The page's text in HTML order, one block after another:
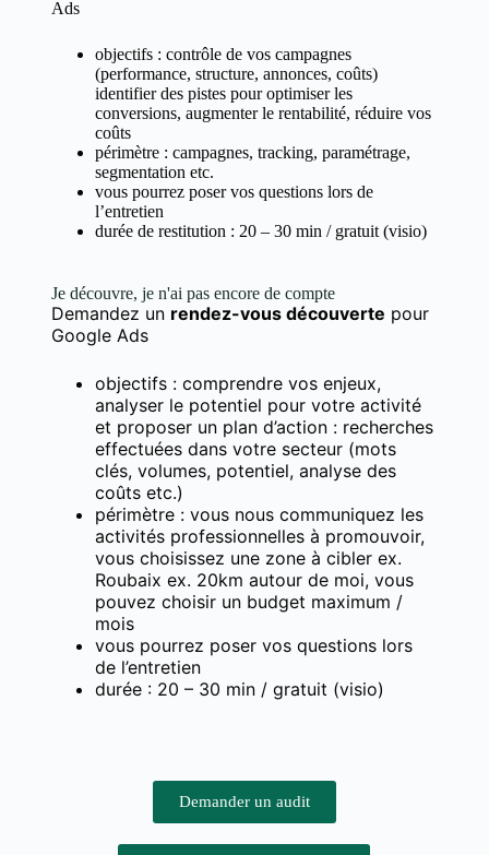
Ads
objectifs : contrôle de vos campagnes
(performance, structure, annonces, coûts)
identifier des pistes pour optimiser les
conversions, augmenter le rentabilité, réduire vos
coûts
périmètre : campagnes, tracking, paramétrage,
segmentation etc.
vous pourrez poser vos questions lors de
l’entretien
durée de restitution : 20 – 30 min / gratuit (visio)
Je découvre, je n'ai pas encore de compte
Demandez un rendez-vous découverte pour
Google Ads
objectifs : comprendre vos enjeux,
analyser le potentiel pour votre activité
et proposer un plan d’action : recherches
effectuées dans votre secteur (mots
clés, volumes, potentiel, analyse des
coûts etc.)
périmètre : vous nous communiquez les
activités professionnelles à promouvoir,
vous choisissez une zone à cibler ex.
Roubaix ex. 20km autour de moi, vous
pouvez choisir un budget maximum /
mois
vous pourrez poser vos questions lors
de l’entretien
durée : 20 – 30 min / gratuit (visio)
Demander un audit